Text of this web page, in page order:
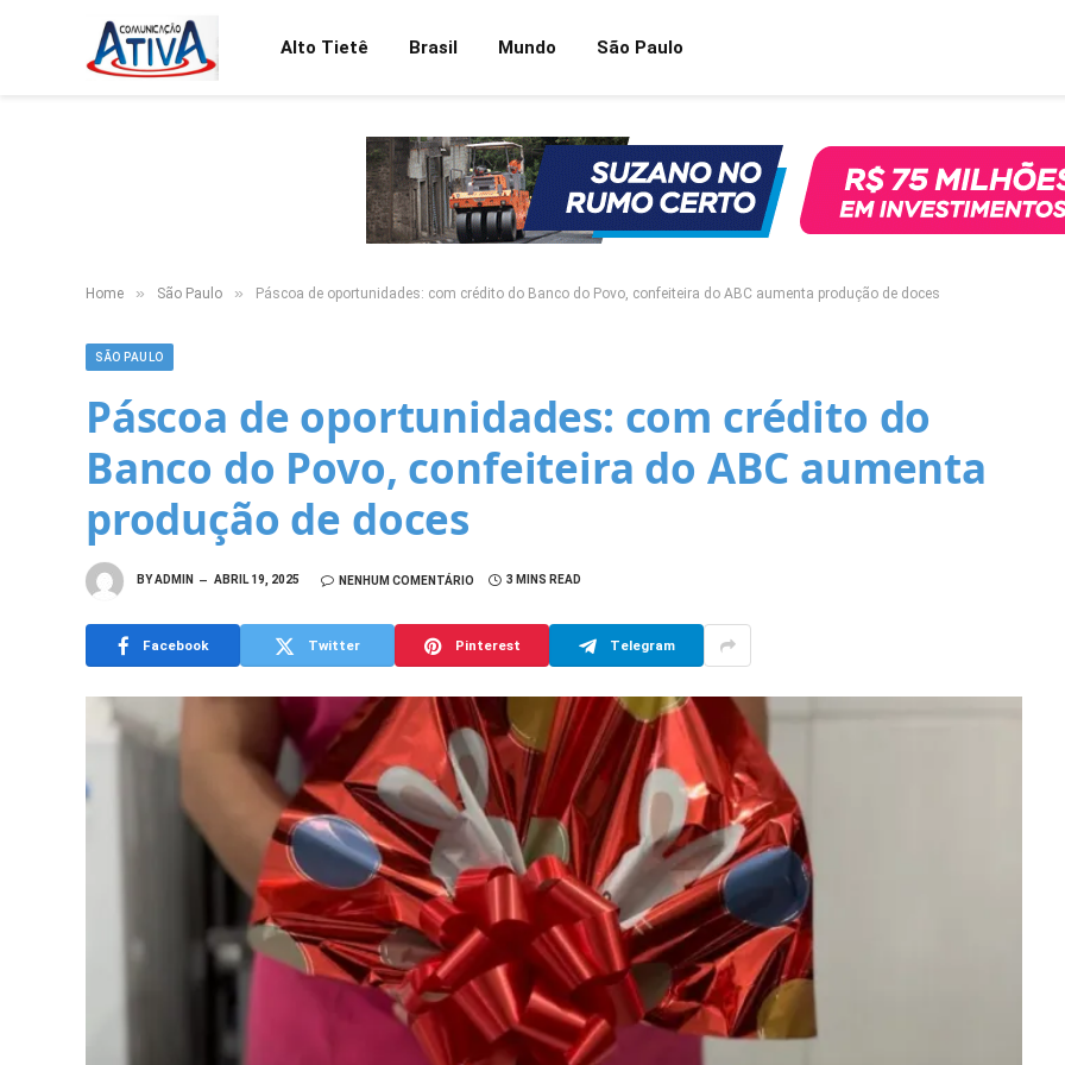
Alto Tietê Brasil Mundo São Paulo
Home » São Paulo » Páscoa de oportunidades: com crédito do Banco do Povo, confeiteira do ABC aumenta produção de doces
SÃO PAULO
Páscoa de oportunidades: com crédito do
Banco do Povo, confeiteira do ABC aumenta
produção de doces
BYADMIN ABRIL 19, 2025 NENHUM COMENTÁRIO 3 MINS READ
Facebook Twitter Pinterest Telegram